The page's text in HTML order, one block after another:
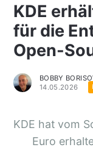
KDE
für die
Open-
BOBBY
14.05.2026
KDE hat vom
Euro